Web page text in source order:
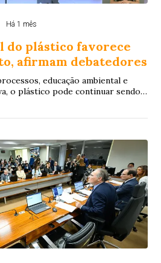
Há 1 mês
do plástico favorece
afirmam debatedores
educação ambiental e
o plástico pode continuar sendo